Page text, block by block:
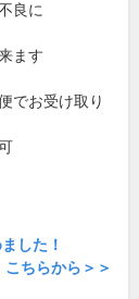
良に
ます
でお受け取り
した！
こちらから＞＞